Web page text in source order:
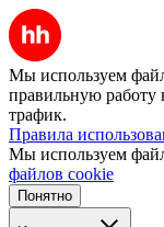
Мы используем
правильную работу
трафик.
Правила
Мы используем
файлов cookie
Понятно